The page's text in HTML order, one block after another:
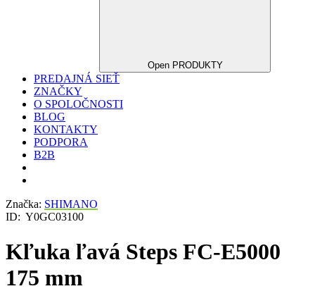
Open PRODUKTY
PREDAJNÁ SIEŤ
ZNAČKY
O SPOLOČNOSTI
BLOG
KONTAKTY
PODPORA
B2B
Značka: SHIMANO
ID: Y0GC03100
Kľuka ľavá Steps FC-E5000
175 mm